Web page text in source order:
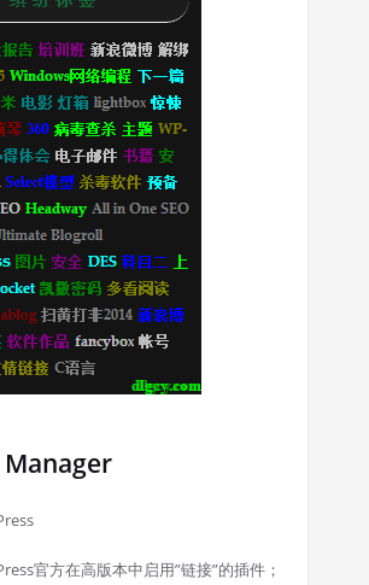
官方在高版本中启用”链接”的插件；